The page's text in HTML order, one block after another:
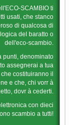
SCAMBIO ti
usati, che stanco
di qualcosa di
del baratto o
dell'eco-scambio.
punti, denominato
assegnerai a tua
costituiranno il
e che, chi vorr à
dovr à cederti.
con dieci
scambio a tutti!